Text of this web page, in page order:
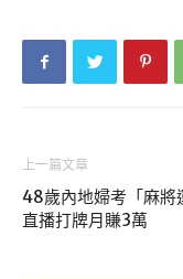
上一篇文章
48歲內地婦考「麻將
直播打牌月賺3萬